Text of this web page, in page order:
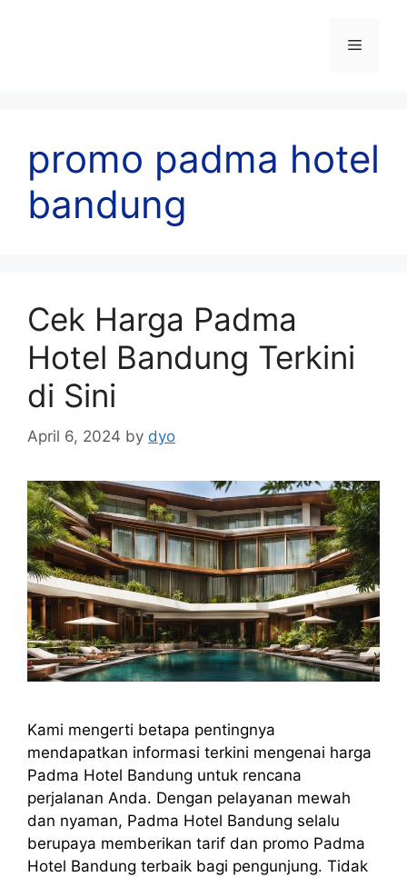
Menu
promo padma hotel
bandung
Cek Harga Padma
Hotel Bandung Terkini
di Sini
April 6, 2024 by dyo
Kami mengerti betapa pentingnya
mendapatkan informasi terkini mengenai harga
Padma Hotel Bandung untuk rencana
perjalanan Anda. Dengan pelayanan mewah
dan nyaman, Padma Hotel Bandung selalu
berupaya memberikan tarif dan promo Padma
Hotel Bandung terbaik bagi pengunjung. Tidak